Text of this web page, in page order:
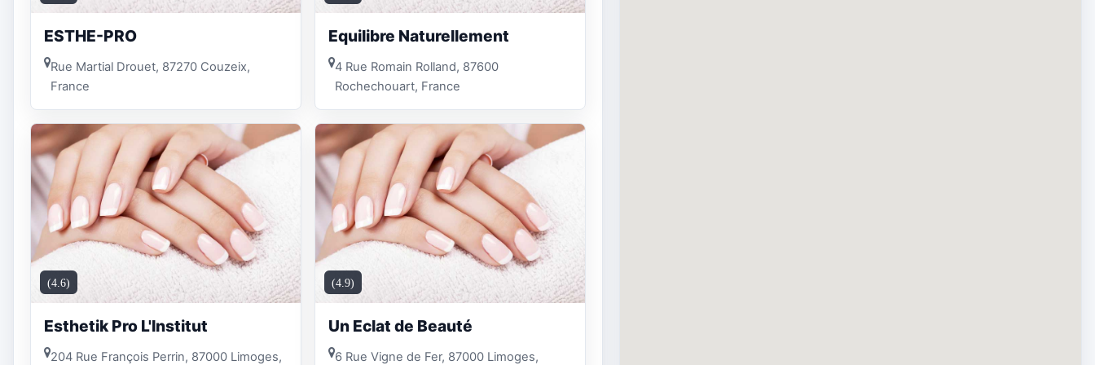
ESTHE-PRO
Rue Martial Drouet, 87270 Couzeix,
France
Equilibre Naturellement
4 Rue Romain Rolland, 87600
Rochechouart, France
(4.6)
Esthetik Pro L'Institut
204 Rue François Perrin, 87000 Limoges,
(4.9)
Un Eclat de Beauté
6 Rue Vigne de Fer, 87000 Limoges,